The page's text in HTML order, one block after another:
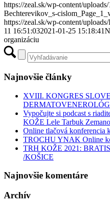
https://zeal.sk/wp-content/
Bechterevikov_s-
https://zeal.sk/wp-content/
11 16:51:032021-01-25 15:18:41
organizáciu
Najnovšie články
XVIII. KONGRES
Vypočujte si podcast s
KOŽE Lele Tarbuk
Online tlačová konferencia
TROCHU YNAK Online
TRH KOŽE 2021:
/KOŠICE
Najnovšie komentáre
Archív